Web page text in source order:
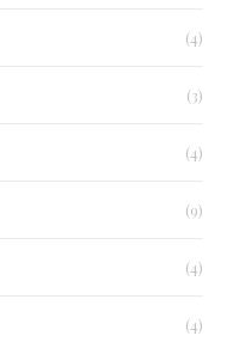
(4)
(3)
(4)
(9)
(4)
(4)